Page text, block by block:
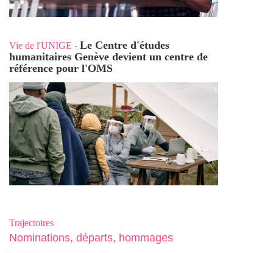
Vie de l'UNIGE - Le Centre d'études
humanitaires Genève devient un centre de
référence pour l'OMS
Trajectoires
Nominations, départs, hommages